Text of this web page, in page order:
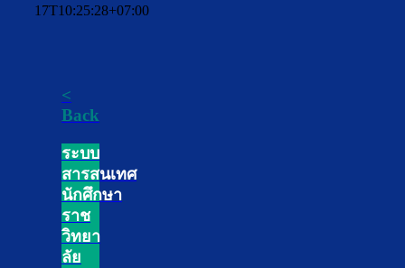
17T10:25:28+07:00
<
Back
ระบบ
สารสนเทศ
นักศึกษา
ราช
วิทยา
ลัย